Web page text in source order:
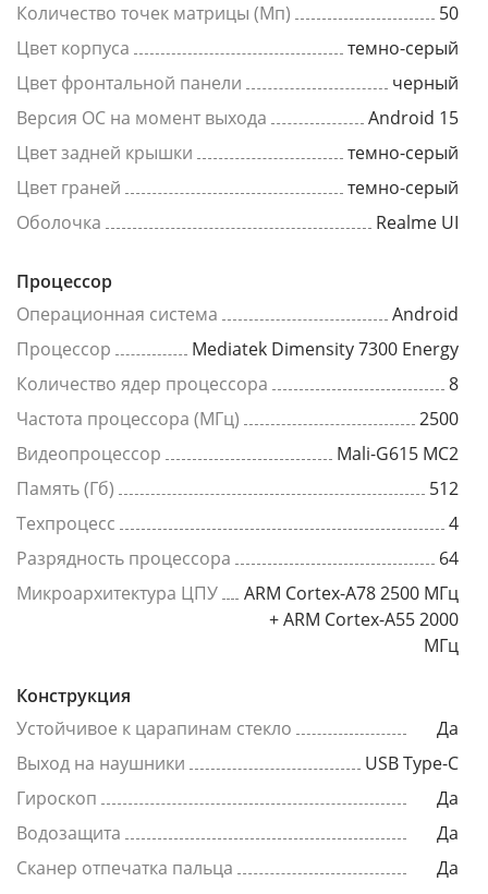
Количество точек матрицы (Мп)
50
Цвет корпуса
темно-серый
Цвет фронтальной панели
черный
Версия ОС на момент выхода
Android 15
Цвет задней крышки
темно-серый
Цвет граней
темно-серый
Оболочка
Realme UI
Процессор
Операционная система
Android
Процессор
Mediatek Dimensity 7300 Energy
Количество ядер процессора
8
Частота процессора (МГц)
2500
Видеопроцессор
Mali-G615 MC2
Память (Гб)
512
Техпроцесс
4
Разрядность процессора
64
Микроархитектура ЦПУ
ARM Cortex-A78 2500 МГц
+ ARM Cortex-A55 2000
МГц
Конструкция
Устойчивое к царапинам стекло
Да
Выход на наушники
USB Type-C
Гироскоп
Да
Водозащита
Да
Сканер отпечатка пальца
Да